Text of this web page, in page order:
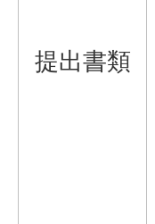
提出書類